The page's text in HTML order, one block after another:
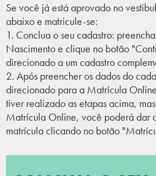
Se você já está aprovado no
abaixo e matricule-se:
1. Conclua o seu cadastro:
Nascimento e clique no botão
direcionado a um cadastro
2. Após preencher os dados do
direcionado para a Matrícula
tiver realizado as etapas acima,
Matrícula Online, você poderá dar
matrícula clicando no botão